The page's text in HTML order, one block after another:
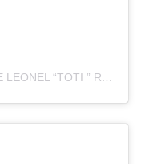
UNA PUBLICACIÓN COMPARTIDA DE LEONEL “TOTI ” RIOS